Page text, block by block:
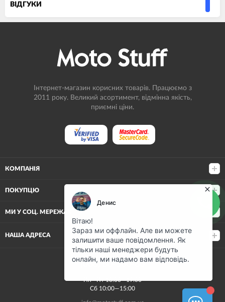
ВIДГУКИ
Інтернет-магазин корисних товарів. Працюємо з
2011 року. Великий асортимент, відмінна якість,
приємні ціни.
КОМПАНІЯ
ПОКУПЦЮ
МИ У СОЦ. МЕРЕЖАХ
НАША АДРЕСА
(068) 80-500-80
Пн—Пт 10:00—19:00
Сб 10:00—15:00